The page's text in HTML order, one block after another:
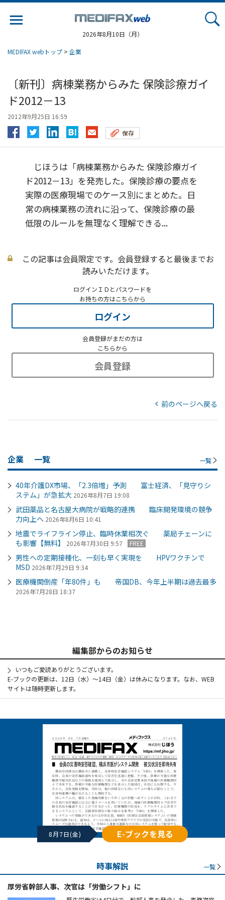
2026年8月10日（月）
MEDIFAX webトップ > 企業
〔新刊〕病棟業務からみた 保険診療ガイ
ド2012－13
2012年9月25日 16:59
保存
じほうは「病棟業務からみた 保険診療ガイ
ド2012－13」を発売した。保険診療の要点を
実際の医療現場でのケース別にまとめた。日
常の病棟業務の流れに沿って、保険診療の最
低限のルールを無理なく理解できる...
この記事は会員限定です。会員登録すると最後までお
読みいただけます。
ログインＩＤとパスワードを
お持ちの方はこちらから
ログイン
会員登録がまだの方は
こちらから
会員登録
前のページへ戻る
企業 一覧 一覧
40年介護DX市場、「2.3倍増」予測 富士経済、「見守りシ
ステム」が急拡大 2026年8月7日 19:08
武田薬品と名古屋大病院が戦略的連携 臨床開発環境の競争
力向上へ 2026年8月6日 10:41
地震でライフライン停止、臨時休業相次ぐ 薬局チェーンに
も影響【無料】
2026年7月30日 9:57 FREE
男性への定期接種化、一刻も早く実現を HPVワクチンで
MSD 2026年7月29日 9:34
医療機関倒産「年80件」も 帝国DB、今年上半期は過去最多
2026年7月28日 18:37
編集部からのお知らせ
いつもご愛読ありがとうございます。
E-ブックの更新は、12日（水）～14日（金）は休みになります。なお、WEB
サイトは随時更新します。
8月7日(金) E-ブックを見る
時事解説 一覧
厚労省幹部人事、次官は「労働シフト」に